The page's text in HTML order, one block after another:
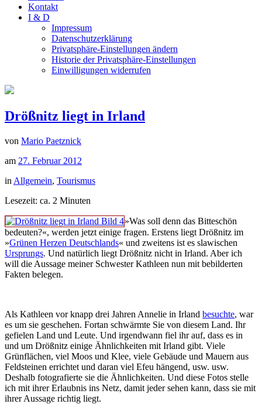
Kontakt
I & D
Impressum
Datenschutzerklärung
Privatsphäre-Einstellungen ändern
Historie der Privatsphäre-Einstellungen
Einwilligungen widerrufen
Drößnitz liegt in Irland
von Mario Paetznick
am 27. Februar 2012
in Allgemein, Tourismus
Lesezeit: ca. 2 Minuten
»Was soll denn das Bitteschön
bedeuten?«, werden jetzt einige fragen. Erstens liegt Drößnitz im
»Grünen Herzen Deutschlands« und zweitens ist es slawischen
Ursprungs. Und natürlich liegt Drößnitz nicht in Irland. Aber ich
will die Aussage meiner Schwester Kathleen nun mit bebilderten
Fakten belegen.
Als Kathleen vor knapp drei Jahren Annelie in Irland besuchte, war
es um sie geschehen. Fortan schwärmte Sie von diesem Land. Ihr
gefielen Land und Leute. Und irgendwann fiel ihr auf, dass es in
und um Drößnitz einige Ähnlichkeiten mit Irland gibt. Viele
Grünflächen, viel Moos und Klee, viele Gebäude und Mauern aus
Feldsteinen errichtet und daran viel Efeu hängend, usw. usw.
Deshalb fotografierte sie die Ähnlichkeiten. Und diese Fotos stelle
ich mit ihrer Erlaubnis ins Netz, damit jeder sehen kann, dass sie mit
ihrer Aussage richtig liegt.